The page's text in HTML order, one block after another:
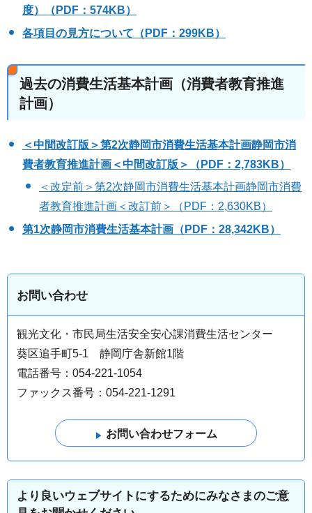
度）（PDF：574KB）
各項目の見方について（PDF：299KB）
過去の消費生活基本計画（消費者教育推進
計画）
＜中間改訂版＞第2次静岡市消費生活基本計画静岡市消
費者教育推進計画＜中間改訂版＞（PDF：2,783KB）
＜改定前＞第2次静岡市消費生活基本計画静岡市消費
者教育推進計画＜改訂前＞（PDF：2,630KB）
第1次静岡市消費生活基本計画（PDF：28,342KB）
お問い合わせ
観光文化・市民局生活安全安心課消費生活センター
葵区追手町5-1 静岡庁舎新館1階
電話番号：054-221-1054
ファックス番号：054-221-1291
より良いウェブサイトにするためにみなさまのご意